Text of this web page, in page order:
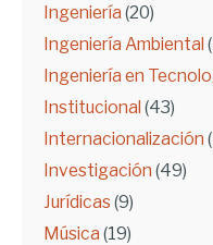
Ingeniería (20)
Ingeniería Ambiental
Ingeniería en
Institucional (43)
Internacionalización
Investigación (49)
Jurídicas (9)
Música (19)